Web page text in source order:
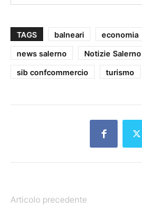
TAGS balneari economia
news salerno
Notizie Salerno
sib confcommercio
turismo
Articolo precedente